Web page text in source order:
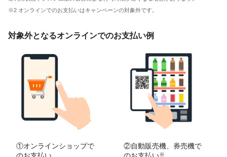
※2 オンラインでのお支払いはキャンペーンの対象外です。
対象外となるオンラインでのお支払い例
①オンラインショップで
②自動販売機、券売機で
※